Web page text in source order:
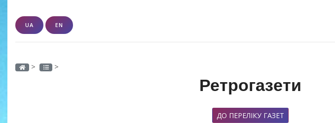
UA EN
> >
Ретрогазети
ДО ПЕРЕЛІКУ ГАЗЕТ